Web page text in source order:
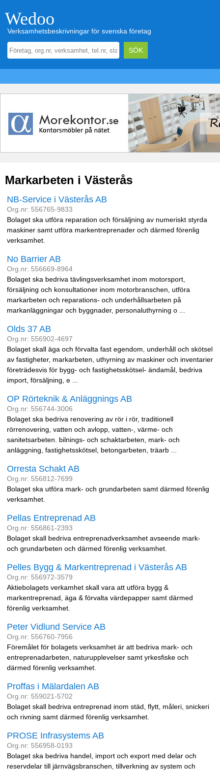
Wedoo
Verksamhetsbeskrivningar för svenska företag
Markarbeten i Västerås
NB-Service i Västerås AB
Org.nr: 556765-9833
Bolaget ska utföra reparation och försäljning av numeriskt styrda
maskiner samt utföra markentreprenader och därmed förenlig
verksamhet.
No Barrier AB
Org.nr: 556669-8964
Bolaget ska bedriva tävlingsverksamhet inom motorsport,
försäljning och konsultationer inom motorbranschen, utföra
markarbeten och reparations- och underhållsarbeten på
markanläggningar och byggnader, personaluthyrning o ...
Olds 37 AB
Org.nr: 556902-4697
Bolaget skall äga och förvalta fast egendom, underhåll och skötsel
av fastigheter, markarbeten, uthyrning av maskiner och inventarier
företrädesvis för bygg- och fastighetsskötsel- ändamål, bedriva
import, försäljning, e ...
OP Rörteknik & Anläggnings AB
Org.nr: 556744-3006
Bolaget ska bedriva renovering av rör i rör, traditionell
rörrenovering, vatten och avlopp, vatten-, värme- och
sanitetsarbeten. bilnings- och schaktarbeten, mark- och
anläggning, fastighetsskötsel, betongarbeten, träarb ...
Orresta Schakt AB
Org.nr: 556812-7699
Bolaget ska utföra mark- och grundarbeten samt därmed förenlig
verksamhet.
Pellas Entreprenad AB
Org.nr: 556861-2393
Bolaget skall bedriva entreprenadverksamhet avseende mark-
och grundarbeten och därmed förenlig verksamhet.
Pelles Bygg & Markentreprenad i Västerås AB
Org.nr: 556972-3579
Aktiebolagets verkamhet skall vara att utföra bygg &
markentreprenad, äga & förvalta värdepapper samt därmed
förenlig verksamhet.
Peter Vidlund Service AB
Org.nr: 556760-7956
Föremålet för bolagets verksamhet är att bedriva mark- och
entreprenadarbeten, naturupplevelser samt yrkesfiske och
därmed förenlig verksamhet.
Proffas i Mälardalen AB
Org.nr: 559021-5702
Bolaget skall bedriva entreprenad inom städ, flytt, måleri, snickeri
och rivning samt därmed förenlig verksamhet.
PROSE Infrasystems AB
Org.nr: 556958-0193
Bolaget ska bedriva handel, import och export med delar och
reservdelar till järnvägsbranschen, tillverkning av system och